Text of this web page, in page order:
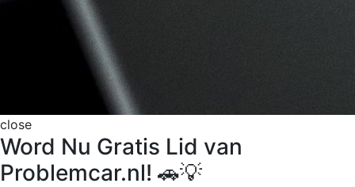
close
Word Nu Gratis Lid van
Problemcar.nl! 🚗💡